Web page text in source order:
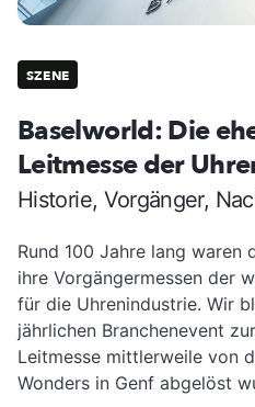
SZENE
Baselworld: Die
Leitmesse der
Historie, Vorgänger,
Rund 100 Jahre lang waren
ihre Vorgängermessen der
für die Uhrenindustrie. Wir
jährlichen Branchenevent
Leitmesse mittlerweile von
Wonders in Genf abgelöst